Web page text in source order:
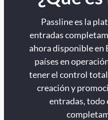
Passline es la
entradas
ahora disponible en
países en
tener el control total
creación y
entradas, todo